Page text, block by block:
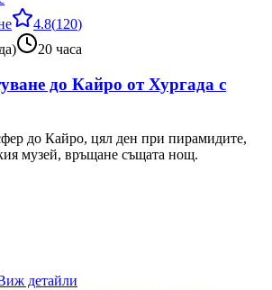
4.8(120)
20 часа
до Кайро от Хургада с
до Кайро, цял ден при пирамидите,
музей, връщане същата нощ.
детайли